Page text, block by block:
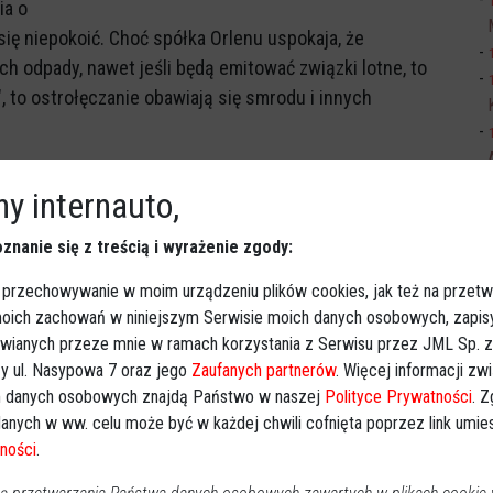
o
niepokoić. Choć spółka Orlenu uspokaja, że
odpady, nawet jeśli będą emitować związki lotne, to
to ostrołęczanie obawiają się smrodu i innych
4 odbyło się spotkanie mieszkańców, w którym
obecnych była zdecydowanie przeciw
wypowiedzi, m.in. o tym, że spalarnię
miasto prezesa Orlenu Daniela Obajtka), słowne
z osiedla Wojciechowice - Stora Enso.
internauto,
się z treścią i wyrażenie zgody:
w moim urządzeniu plików cookies, jak też na
zachowań w niniejszym Serwisie moich danych osobowych,
przeze mnie w ramach korzystania z Serwisu przez JML Sp.
ul. Nasypowa 7 oraz jego Zaufanych partnerów. Więcej informacji
osobowych znajdą Państwo w naszej Polityce Prywatności.
w ww. celu może być w każdej chwili cofnięta poprzez link
.